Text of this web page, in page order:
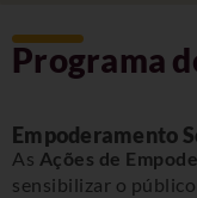
Programa
Empoderamento
As Ações de
sensibilizar o